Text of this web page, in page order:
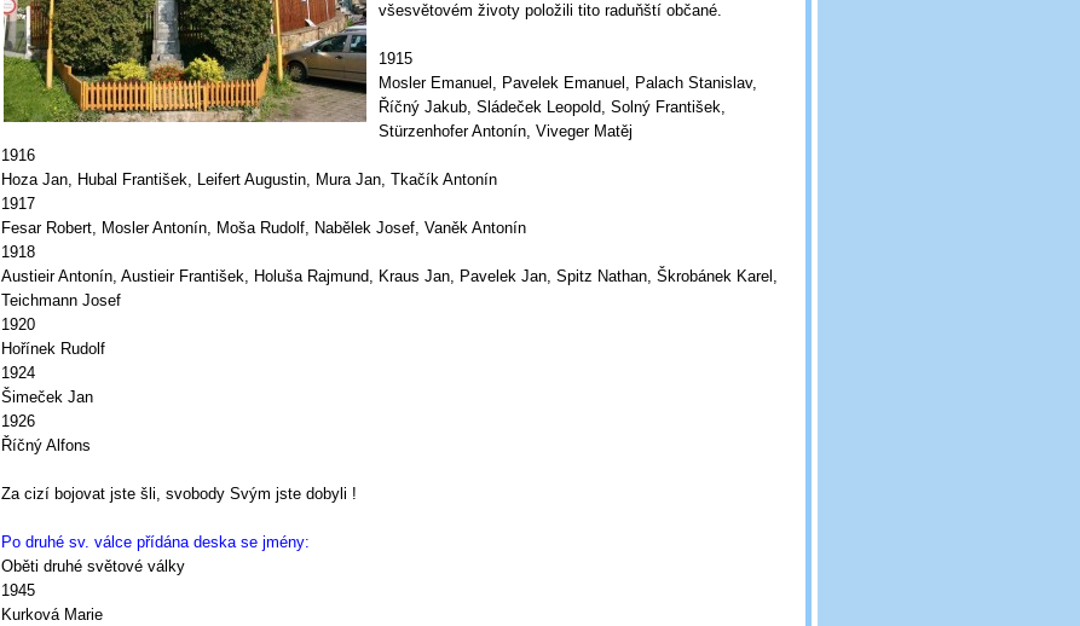
všesvětovém životy položili tito raduňští občané.
1915
Mosler Emanuel, Pavelek Emanuel, Palach Stanislav,
Říčný Jakub, Sládeček Leopold, Solný František,
Stürzenhofer Antonín, Viveger Matěj
1916
Hoza Jan, Hubal František, Leifert Augustin, Mura Jan, Tkačík Antonín
1917
Fesar Robert, Mosler Antonín, Moša Rudolf, Nabělek Josef, Vaněk Antonín
1918
Austieir Antonín, Austieir František, Holuša Rajmund, Kraus Jan, Pavelek Jan, Spitz Nathan, Škrobánek Karel,
Teichmann Josef
1920
Hořínek Rudolf
1924
Šimeček Jan
1926
Říčný Alfons
Za cizí bojovat jste šli, svobody Svým jste dobyli !
Po druhé sv. válce přídána deska se jmény:
Oběti druhé světové války
1945
Kurková Marie